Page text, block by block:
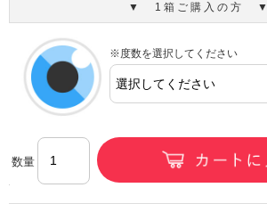
▼ 1箱ご購入の方 ▼
※度数を選択してください
数量